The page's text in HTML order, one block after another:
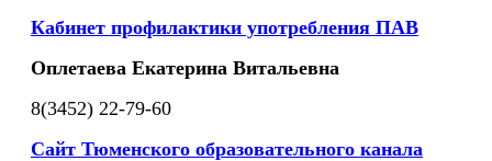
Кабинет профилактики употребления ПАВ
Оплетаева Екатерина Витальевна
8(3452) 22-79-60
Сайт Тюменского образовательного канала